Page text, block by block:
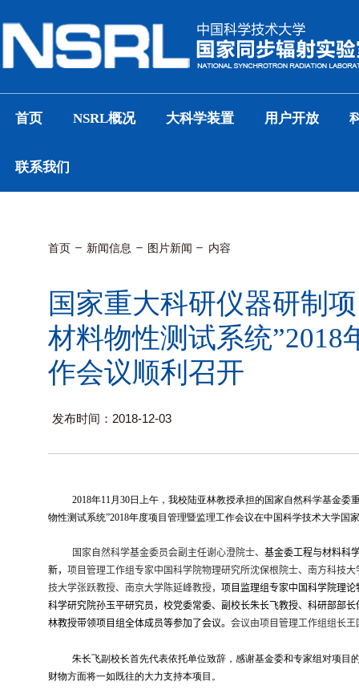
首页 NSRL概况 大科学装置 用户开放
联系我们
首页 新闻信息 图片新闻 内容
国家重大科研仪器研制
材料物性测试系统”2018
作会议顺利召开
发布时间：2018-12-03
2018年11月 30日上午，我校陆亚林教授承担的国家自然科学基金委
物性测试系统”2018年度项目管理暨监理工作会议在中国科学技术大学国
国家自然科学基金委员会副主任谢心澄院士、 基金委工程与材料科
新， 项目管理工作组专家中国科学院物理研究所沈保根院士、南方科技
技大学张跃教授、南京大学陈延峰教授， 项目监理组专家中国科学院理
科学研究院孙玉平研究员，校党委常委、副校长朱长飞教授、科研部部
林教授带领项目组全体成员等参加了会议。 会议由项目管理工作组组长王
朱长飞副校长首先代表依托单位致辞，感谢基金委和专家组对项目
财物方面将一如既往的大力支持本项目。